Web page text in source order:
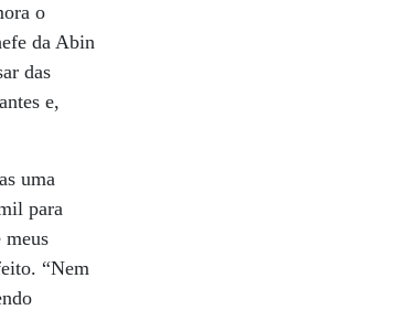
o
da Abin
das
e,
uma
para
meus
“Nem